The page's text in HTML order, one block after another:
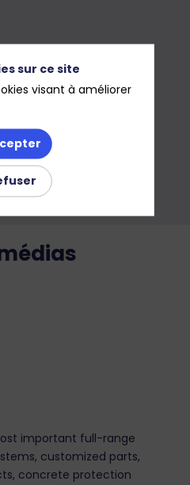
important full-range
customized parts,
concrete protection
sur ce site
visant à améliorer